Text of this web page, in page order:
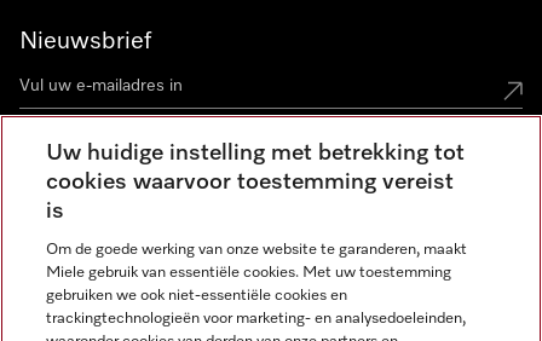
Nieuwsbrief
Contact contact@miele-support.be
Taal
NEDERLANDS
Uw huidige instelling met betrekking tot
cookies waarvoor toestemming vereist
is
Om de goede werking van onze website te garanderen, maakt
Miele gebruik van essentiële cookies. Met uw toestemming
gebruiken we ook niet-essentiële cookies en
trackingtechnologieën voor marketing- en analysedoeleinden,